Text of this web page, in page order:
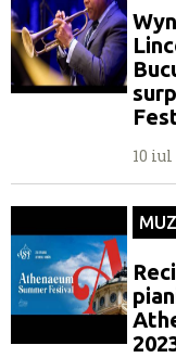
10 iul